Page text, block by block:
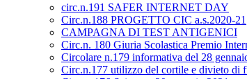
circ.n.191 SAFER INTERNET DAY
Circ.n.188 PROGETTO CIC a.s.2020-21
CAMPAGNA DI TEST ANTIGENICI
Circ.n. 180 Giuria Scolastica Premio
Circolare n.179 informativa del 28
Circ.n.177 utilizzo del cortile e divieto di